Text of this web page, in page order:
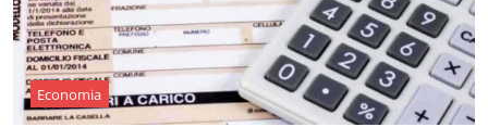
Economia